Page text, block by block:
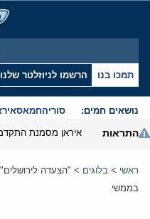
תמכו בנו הרשמו לניוזלטר שלנו
נושאים חמים: סוריהחמאס
התראות
ראשי > בלוגים > "הצעדה
בממשי